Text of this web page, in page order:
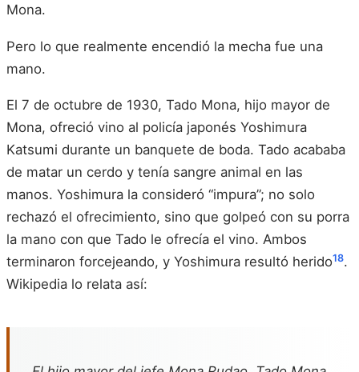
Mona.
Pero lo que realmente encendió la mecha fue una
mano.
El 7 de octubre de 1930, Tado Mona, hijo mayor de
Mona, ofreció vino al policía japonés Yoshimura
Katsumi durante un banquete de boda. Tado acababa
de matar un cerdo y tenía sangre animal en las
manos. Yoshimura la consideró “impura”; no solo
rechazó el ofrecimiento, sino que golpeó con su porra
la mano con que Tado le ofrecía el vino. Ambos
terminaron forcejeando, y Yoshimura resultó herido18.
Wikipedia lo relata así: